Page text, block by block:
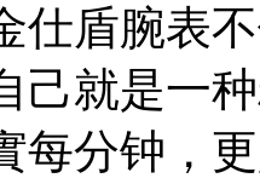
仕盾腕表
己就是一
每分钟，